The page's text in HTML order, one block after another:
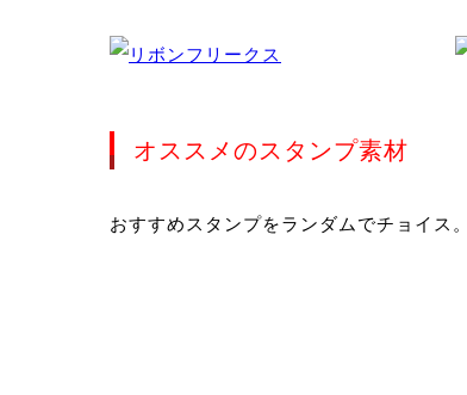
オススメのスタンプ素材
おすすめスタンプをランダムでチョイス。